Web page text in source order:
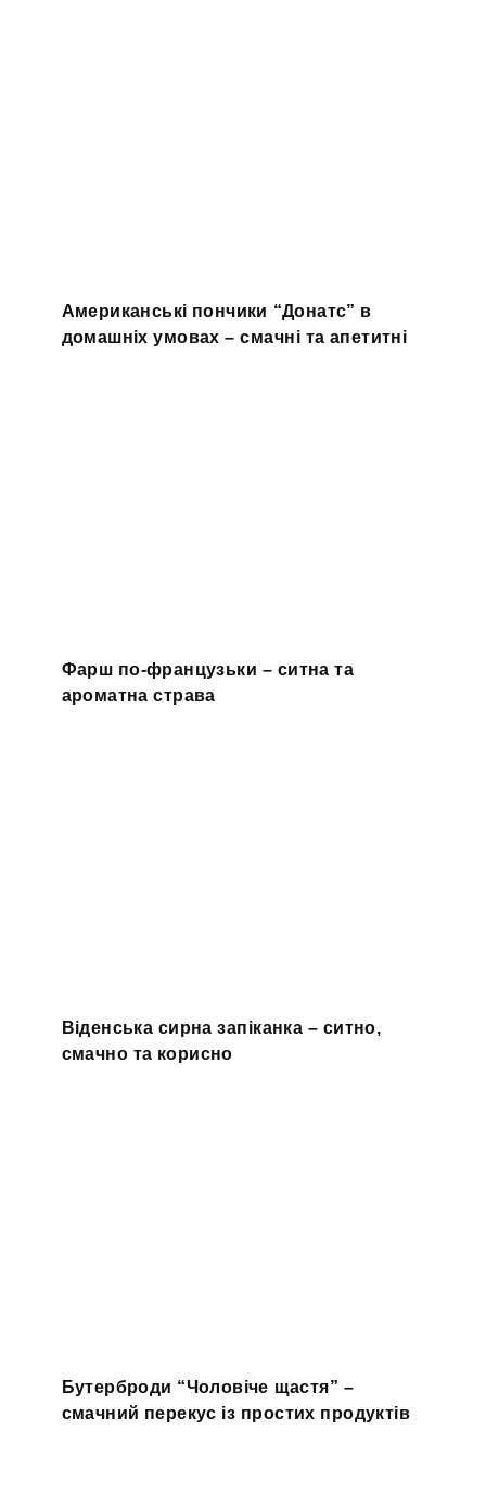
Американські пончики “Донатс” в
домашніх умовах – смачні та апетитні
Фарш по-французьки – ситна та
ароматна страва
Віденська сирна запіканка – ситно,
смачно та корисно
Бутерброди “Чоловіче щастя” –
смачний перекус із простих продуктів